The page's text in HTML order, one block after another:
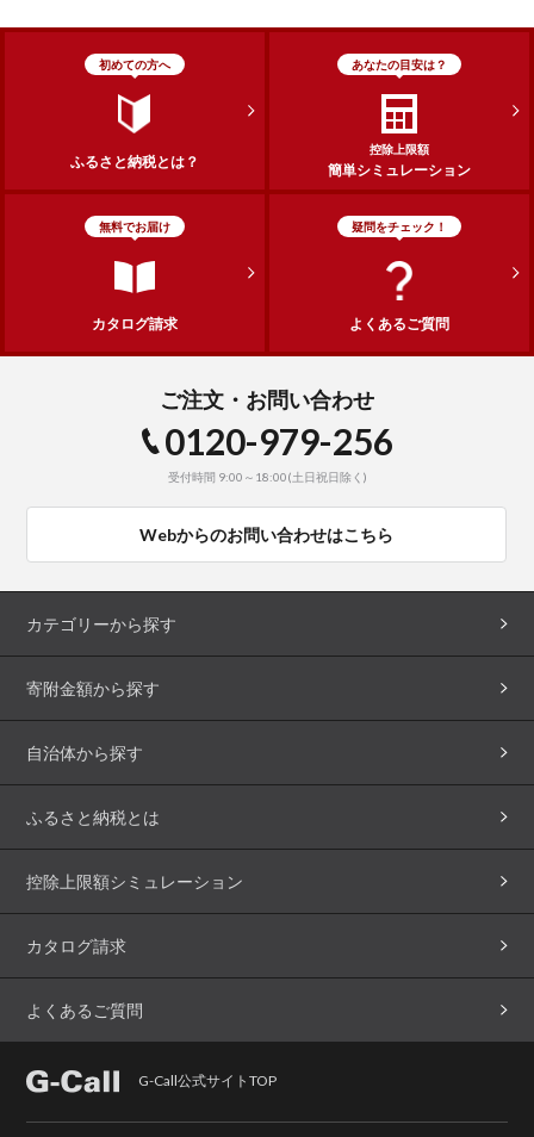
初めての方へ
ふるさと納税とは？
あなたの目安は？
控除上限額
簡単シミュレーション
無料でお届け
カタログ請求
疑問をチェック！
よくあるご質問
ご注文・お問い合わせ
0120-979-256
受付時間 9:00～18:00(土日祝日除く)
Webからのお問い合わせはこちら
カテゴリーから探す
寄附金額から探す
自治体から探す
ふるさと納税とは
控除上限額シミュレーション
カタログ請求
よくあるご質問
G-Call公式サイトTOP